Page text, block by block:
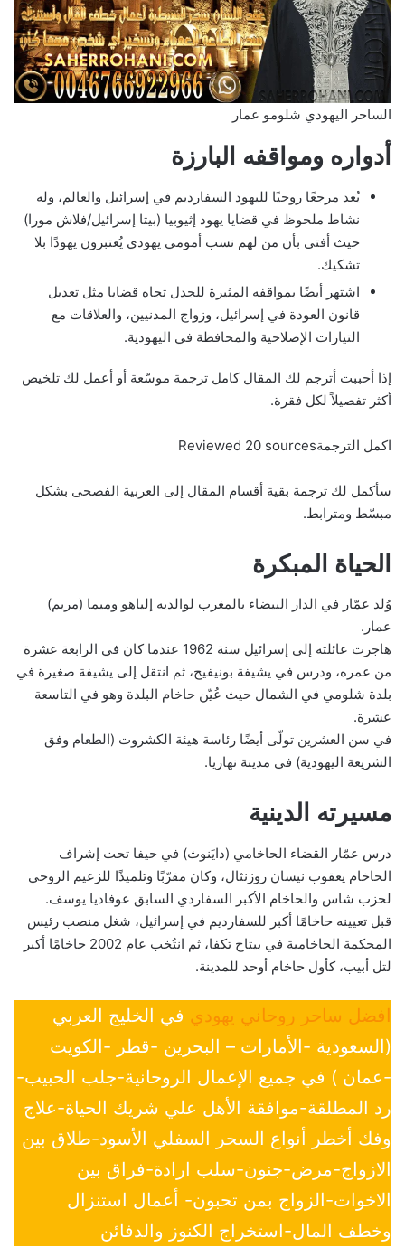
الساحر اليهودي شلومو عمار
أدواره ومواقفه البارزة
يُعد مرجعًا روحيًا لليهود السفارديم في إسرائيل والعالم، وله
نشاط ملحوظ في قضايا يهود إثيوبيا (بيتا إسرائيل/فلاش مورا)
حيث أفتى بأن من لهم نسب أمومي يهودي يُعتبرون يهودًا بلا
تشكيك.
اشتهر أيضًا بمواقفه المثيرة للجدل تجاه قضايا مثل تعديل
قانون العودة في إسرائيل، وزواج المدنيين، والعلاقات مع
التيارات الإصلاحية والمحافظة في اليهودية.
إذا أحببت أترجم لك المقال كامل ترجمة موسّعة أو أعمل لك تلخيص
أكثر تفصيلاً لكل فقرة.
اكمل الترجمةReviewed 20 sources
سأكمل لك ترجمة بقية أقسام المقال إلى العربية الفصحى بشكل
مبسّط ومترابط.
الحياة المبكرة
وُلد عمّار في الدار البيضاء بالمغرب لوالديه إلياهو وميما (مريم)
عمار.
هاجرت عائلته إلى إسرائيل سنة 1962 عندما كان في الرابعة عشرة
من عمره، ودرس في يشيفة بونيفيج، ثم انتقل إلى يشيفة صغيرة في
بلدة شلومي في الشمال حيث عُيّن حاخام البلدة وهو في التاسعة
عشرة.
في سن العشرين تولّى أيضًا رئاسة هيئة الكشروت (الطعام وفق
الشريعة اليهودية) في مدينة نهاريا.
مسيرته الدينية
درس عمّار القضاء الحاخامي (دايَنوث) في حيفا تحت إشراف
الحاخام يعقوب نيسان روزنثال، وكان مقرّبًا وتلميذًا للزعيم الروحي
لحزب شاس والحاخام الأكبر السفاردي السابق عوفاديا يوسف.
قبل تعيينه حاخامًا أكبر للسفارديم في إسرائيل، شغل منصب رئيس
المحكمة الحاخامية في بيتاح تكفا، ثم انتُخب عام 2002 حاخامًا أكبر
لتل أبيب، كأول حاخام أوحد للمدينة.
افضل ساحر روحاني يهودي في الخليج العربي
(السعودية -الأمارات – البحرين -قطر -الكويت
-عمان ) في جميع الإعمال الروحانية-جلب الحبيب-
رد المطلقة-موافقة الأهل علي شريك الحياة-علاج
وفك أخطر أنواع السحر السفلي الأسود-طلاق بين
الازواج-مرض-جنون-سلب ارادة-فراق بين
الاخوات-الزواج بمن تحبون- أعمال استنزال
وخطف المال-استخراج الكنوز والدفائن